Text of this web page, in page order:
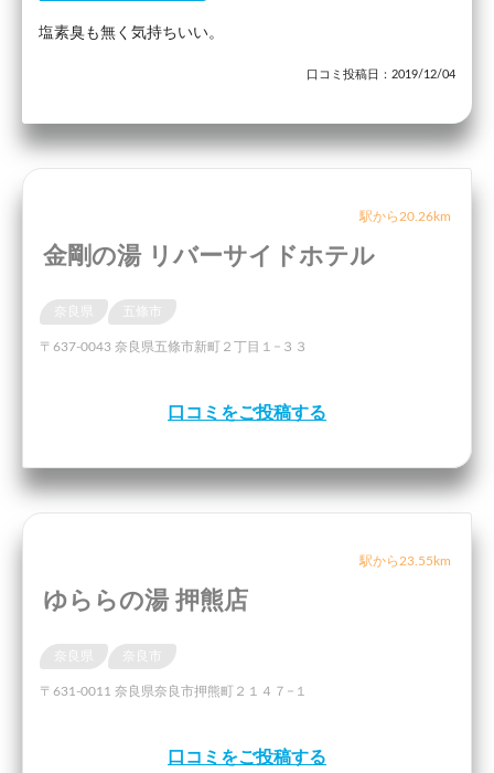
塩素臭も無く気持ちいい。
口コミ投稿日：2019/12/04
駅から20.26km
金剛の湯 リバーサイドホテル
奈良県
〒637-0043 奈良県五條市新町２丁目１−３３
口コミをご投稿する
駅から23.55km
ゆららの湯 押熊店
奈良県 奈良市
〒631-0011 奈良県奈良市押熊町２１４７−１
口コミをご投稿する